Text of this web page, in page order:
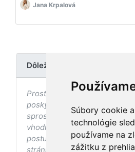
Súbory cookie
technológie
používame na
zážitku z
Jana Krpalová
Dôležité upozornenie
Prostredníctvom stránky
poskytovaniu zdravotnej
sprostredkovaniu, ani k jej
vhodných postupoch v oblasti
postupov a odporúčaní
stránke s ohľadom na Váš